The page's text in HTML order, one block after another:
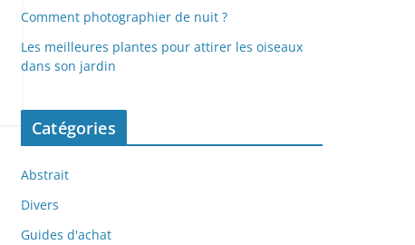
Comment photographier de nuit ?
Les meilleures plantes pour attirer les oiseaux
dans son jardin
Catégories
Abstrait
Divers
Guides d'achat